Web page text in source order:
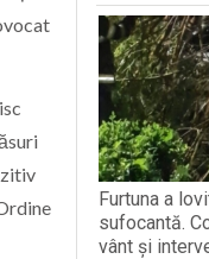
Furtuna a
sufocantă.
vânt și